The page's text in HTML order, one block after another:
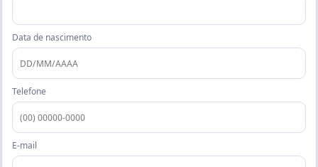
Data de nascimento
Telefone
E-mail